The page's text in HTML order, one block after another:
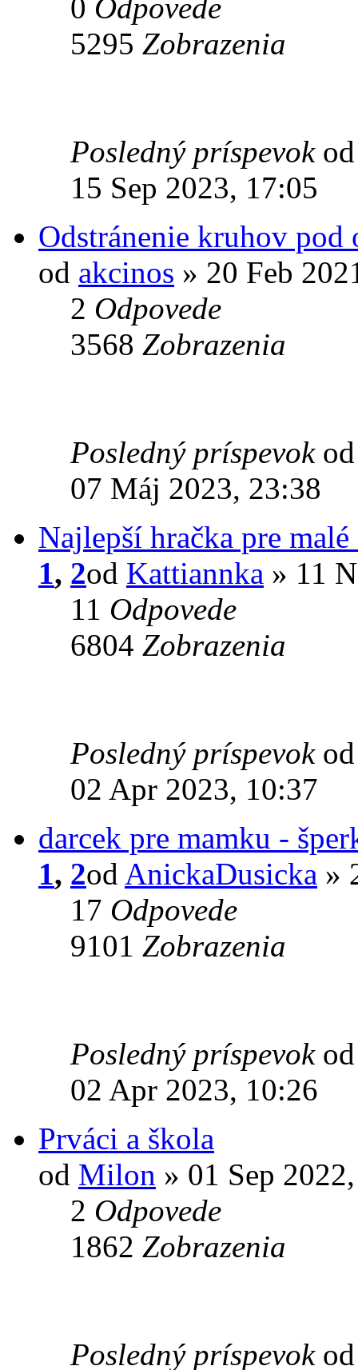
0 Odpovede
5295 Zobrazenia
Posledný príspevok
15 Sep 2023, 17:05
Odstránenie kruhov pod
od akcinos » 20 Feb
2 Odpovede
3568 Zobrazenia
Posledný príspevok
07 Máj 2023, 23:38
Najlepší hračka pre malé
1, 2od Kattiannka » 11
11 Odpovede
6804 Zobrazenia
Posledný príspevok
02 Apr 2023, 10:37
darcek pre mamku -
1, 2od AnickaDusicka »
17 Odpovede
9101 Zobrazenia
Posledný príspevok
02 Apr 2023, 10:26
Prváci a škola
od Milon » 01 Sep
2 Odpovede
1862 Zobrazenia
Posledný príspevok